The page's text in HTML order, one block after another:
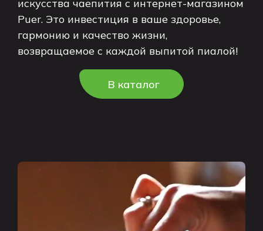
искусства чаепития с интернет-магазином
Puer. Это инвестиция в ваше здоровье,
гармонию и качество жизни,
возвращаемое с каждой выпитой пиалой!
В каталог